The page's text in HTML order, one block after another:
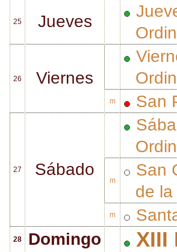
25 Jueves
26 Viernes
m San
27 Sábado
m
San
de
m
28 Domingo XIII